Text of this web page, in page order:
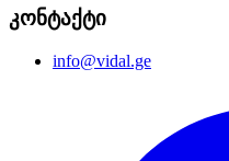
კონტაქტი
info@vidal.ge